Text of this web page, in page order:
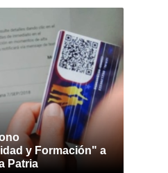
y Formación" a
Patria